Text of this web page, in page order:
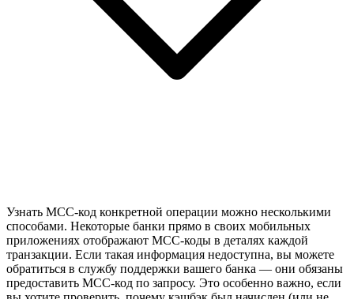
Узнать MCC-код конкретной операции можно несколькими
способами. Некоторые банки прямо в своих мобильных
приложениях отображают MCC-коды в деталях каждой
транзакции. Если такая информация недоступна, вы можете
обратиться в службу поддержки вашего банка — они обязаны
предоставить MCC-код по запросу. Это особенно важно, если